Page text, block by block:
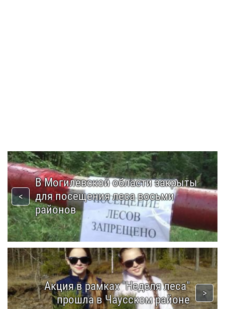
В Могилевской области закрыты
для посещения леса восьми
районов
Акция в рамках "Неделя леса"
прошла в Чаусском районе